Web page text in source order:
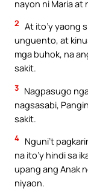
nayon ni Maria at
2 At ito’y yaong
unguento, at
mga buhok, na
sakit.
3 Nagpasugo
nagsasabi,
sakit.
4 Nguni’t
na ito’y hindi sa
upang ang Anak
niyaon.